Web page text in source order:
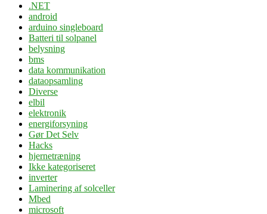
.NET
android
arduino singleboard
Batteri til solpanel
belysning
bms
data kommunikation
dataopsamling
Diverse
elbil
elektronik
energiforsyning
Gør Det Selv
Hacks
hjernetræning
Ikke kategoriseret
inverter
Laminering af solceller
Mbed
microsoft